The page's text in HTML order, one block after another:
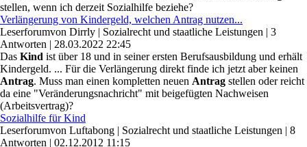
stellen, wenn ich derzeit Sozialhilfe beziehe?
Verlängerung von Kindergeld, welchen Antrag nutzen...
Leserforumvon Dirrly | Sozialrecht und staatliche Leistungen | 3
Antworten | 28.03.2022 22:45
Das Kind ist über 18 und in seiner ersten Berufsausbildung und erhält
Kindergeld. ... Für die Verlängerung direkt finde ich jetzt aber keinen
Antrag. Muss man einen kompletten neuen Antrag stellen oder reicht
da eine "Veränderungsnachricht" mit beigefügten Nachweisen
(Arbeitsvertrag)?
Sozialhilfe für Kind
Leserforumvon Luftabong | Sozialrecht und staatliche Leistungen | 8
Antworten | 02.12.2012 11:15